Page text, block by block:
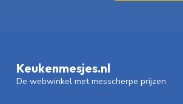
Keukenmesjes.nl
De webwinkel met messcherpe prijzen